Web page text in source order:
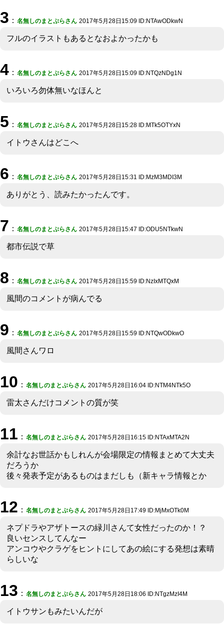
3 ： 名無しのまとぷらさん 2017年5月28日15:09 ID:NTAwODkwN
フルのイラストもあるとなおよかったかも
4 ： 名無しのまとぷらさん 2017年5月28日15:09 ID:NTQzNDg1N
いろいろ勿体無いなほんと
5 ： 名無しのまとぷらさん 2017年5月28日15:28 ID:MTk5OTYxN
イトウさんはどこへ
6 ： 名無しのまとぷらさん 2017年5月28日15:31 ID:MzM3MDI3M
ありがとう、読みたかったんです。
7 ： 名無しのまとぷらさん 2017年5月28日15:47 ID:ODU5NTkwN
都市伝説で草
8 ： 名無しのまとぷらさん 2017年5月28日15:59 ID:NzIxMTQxM
風間のコメントが病んでる
9 ： 名無しのまとぷらさん 2017年5月28日15:59 ID:NTQwODkwO
風間さんワロ
10 ： 名無しのまとぷらさん 2017年5月28日16:04 ID:NTM4NTk5O
雷太さんだけコメントの質が笑
11 ： 名無しのまとぷらさん 2017年5月28日16:15 ID:NTAxMTA2N
余計なお世話かもしれんが会場限定の情報まとめて大丈夫
だろうか
後々発表予定があるものはまだしも（新キャラ情報とか
12 ： 名無しのまとぷらさん 2017年5月28日17:49 ID:MjMxOTk0M
ネプドラやアザトースの緑川さんて女性だったのか！？
良いセンスしてんなー
アンコウやクラゲをヒントにしてあの絵にする発想は素晴
らしいな
13 ： 名無しのまとぷらさん 2017年5月28日18:06 ID:NTgzMzI4M
イトウサンもみたいんだが